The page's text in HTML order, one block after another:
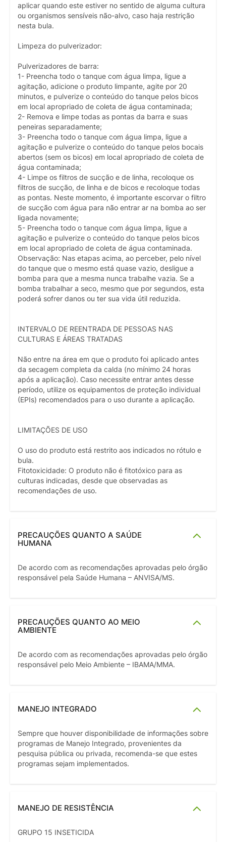
aplicar quando este estiver no sentido de alguma cultura
ou organismos sensíveis não-alvo, caso haja restrição
nesta bula.
Limpeza do pulverizador:
Pulverizadores de barra:
1- Preencha todo o tanque com água limpa, ligue a
agitação, adicione o produto limpante, agite por 20
minutos, e pulverize o conteúdo do tanque pelos bicos
em local apropriado de coleta de água contaminada;
2- Remova e limpe todas as pontas da barra e suas
peneiras separadamente;
3- Preencha todo o tanque com água limpa, ligue a
agitação e pulverize o conteúdo do tanque pelos bocais
abertos (sem os bicos) em local apropriado de coleta de
água contaminada;
4- Limpe os filtros de sucção e de linha, recoloque os
filtros de sucção, de linha e de bicos e recoloque todas
as pontas. Neste momento, é importante escorvar o filtro
de sucção com água para não entrar ar na bomba ao ser
ligada novamente;
5- Preencha todo o tanque com água limpa, ligue a
agitação e pulverize o conteúdo do tanque pelos bicos
em local apropriado de coleta de água contaminada.
Observação: Nas etapas acima, ao perceber, pelo nível
do tanque que o mesmo está quase vazio, desligue a
bomba para que a mesma nunca trabalhe vazia. Se a
bomba trabalhar a seco, mesmo que por segundos, esta
poderá sofrer danos ou ter sua vida útil reduzida.
INTERVALO DE REENTRADA DE PESSOAS NAS
CULTURAS E ÁREAS TRATADAS
Não entre na área em que o produto foi aplicado antes
da secagem completa da calda (no mínimo 24 horas
após a aplicação). Caso necessite entrar antes desse
período, utilize os equipamentos de proteção individual
(EPIs) recomendados para o uso durante a aplicação.
LIMITAÇÕES DE USO
O uso do produto está restrito aos indicados no rótulo e
bula.
Fitotoxicidade: O produto não é fitotóxico para as
culturas indicadas, desde que observadas as
recomendações de uso.
PRECAUÇÕES QUANTO A SAÚDE
HUMANA
De acordo com as recomendações aprovadas pelo órgão
responsável pela Saúde Humana – ANVISA/MS.
PRECAUÇÕES QUANTO AO MEIO
AMBIENTE
De acordo com as recomendações aprovadas pelo órgão
responsável pelo Meio Ambiente – IBAMA/MMA.
MANEJO INTEGRADO
Sempre que houver disponibilidade de informações sobre
programas de Manejo Integrado, provenientes da
pesquisa pública ou privada, recomenda-se que estes
programas sejam implementados.
MANEJO DE RESISTÊNCIA
GRUPO 15 INSETICIDA